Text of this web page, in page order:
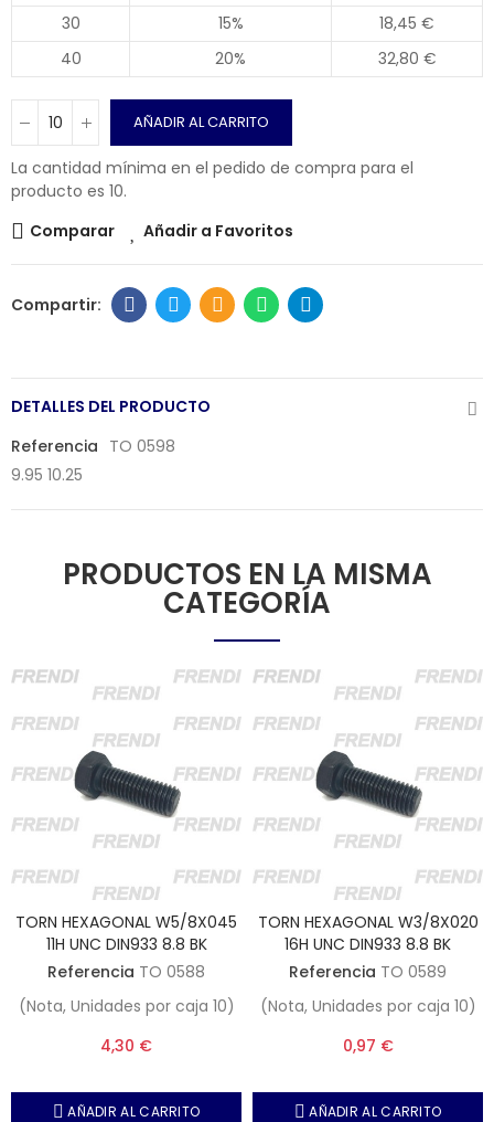
30
15%
18,45 €
40
20% 32,80 €
AÑADIR AL CARRITO
La cantidad mínima en el pedido de compra para el
producto es 10.
Comparar
Añadir a Favoritos
DETALLES DEL PRODUCTO
Referencia TO 0598
9.95 10.25
PRODUCTOS EN LA MISMA
CATEGORÍA
TORN HEXAGONAL W5/8X045
11H UNC DIN933 8.8 BK
Referencia TO 0588
(Nota, Unidades por caja 10)
4,30 €
AÑADIR AL CARRITO
TORN HEXAGONAL W3/8X020
16H UNC DIN933 8.8 BK
Referencia TO 0589
(Nota, Unidades por caja 10)
0,97 €
AÑADIR AL CARRITO